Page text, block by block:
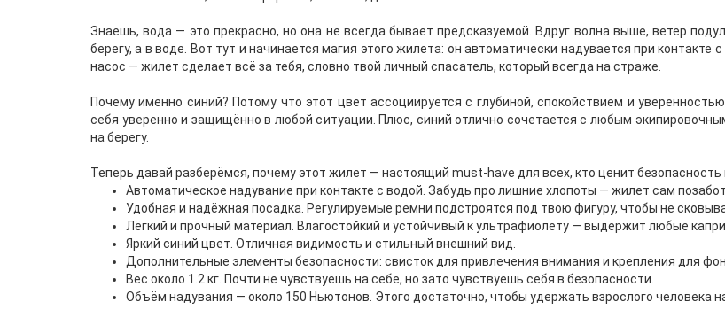
Знаешь, вода — это прекрасно, но она не всегда бывает предсказуемой. Вдруг волна выше, ветер
берегу, а в воде. Вот тут и начинается магия этого жилета: он автоматически надувается при
насос — жилет сделает всё за тебя, словно твой личный спасатель, который всегда на страже.
Почему именно синий? Потому что этот цвет ассоциируется с глубиной, спокойствием и
себя уверенно и защищённо в любой ситуации. Плюс, синий отлично сочетается с любым
на берегу.
Теперь давай разберёмся, почему этот жилет — настоящий must-have для всех, кто ценит безопасность
Автоматическое надувание при контакте с водой. Забудь про лишние хлопоты — жилет сам
Удобная и надёжная посадка. Регулируемые ремни подстроятся под твою фигуру, чтобы не
Лёгкий и прочный материал. Влагостойкий и устойчивый к ультрафиолету — выдержит любые
Яркий синий цвет. Отличная видимость и стильный внешний вид.
Дополнительные элементы безопасности: свисток для привлечения внимания и крепления для
Вес около 1.2 кг. Почти не чувствуешь на себе, но зато чувствуешь себя в безопасности.
Объём надувания — около 150 Ньютонов. Этого достаточно, чтобы удержать взрослого человека